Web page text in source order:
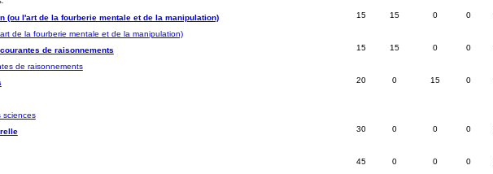
(ou l'art de la fourberie mentale et de la manipulation) 15 15 0 0
de la fourberie mentale et de la manipulation)
de raisonnements 15 15 0 0
de raisonnements
20 0 15 0
sciences
30 0 0 0
45 0 0 0